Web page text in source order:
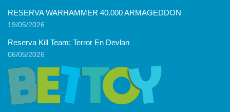
RESERVA WARHAMMER 40.000 ARMAGEDDON
19/05/2026
Reserva Kill Team: Terror En Devlan
06/05/2026